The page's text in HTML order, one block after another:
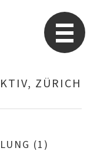
ZÜRICH
(1)